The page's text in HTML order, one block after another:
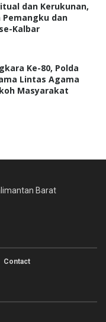
dan Kerukunan,
Pemangku dan
Kalbar
Ke-80, Polda
Lintas Agama
Masyarakat
Contact